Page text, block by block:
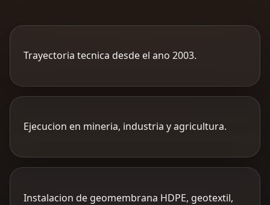
Trayectoria tecnica desde el ano 2003.
Ejecucion en mineria, industria y agricultura.
Instalacion de geomembrana HDPE, geotextil,